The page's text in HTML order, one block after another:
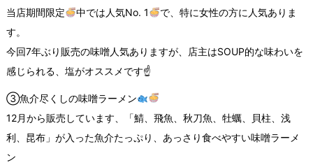
当店期間限定
中では人気No. 1
で、特に女性の方に人気ありま
す。
今回7年ぶり販売の味噌人気ありますが、店主はSOUP的な味わいを
感じられる、塩がオススメです☝️
③魚介尽くしの味噌ラーメン
12月から販売しています、「鯖、飛魚、秋刀魚、牡蠣、貝柱、浅
利、昆布」が入った魚介たっぷり、あっさり食べやすい味噌ラーメ
ン